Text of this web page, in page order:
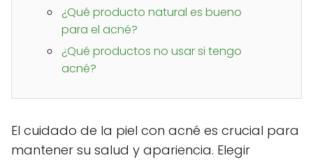
¿Qué producto natural es bueno
para el acné?
¿Qué productos no usar si tengo
acné?
El cuidado de la piel con acné es crucial para
mantener su salud y apariencia. Elegir